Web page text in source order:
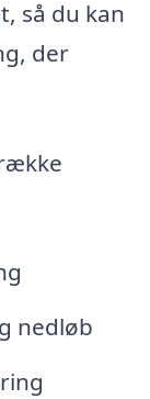
så du kan
der
nedløb